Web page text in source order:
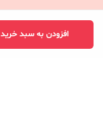
افزودن به سبد خرید